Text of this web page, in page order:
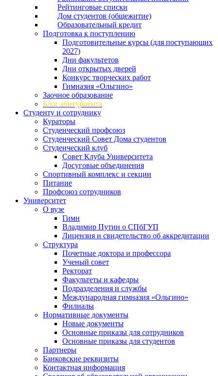
Рейтинговые списки
Дом студентов (общежитие)
Образовательный кредит
Подготовка к поступлению
Подготовительные курсы (для поступающих
2027)
Дни факультетов
Дни открытых дверей
Конкурс творческих работ
Гимназия «Ольгино»
Заочное образование
Блог абитуриента
Студенту и сотруднику
Кураторы
Студенческий профсоюз
Студенческий Совет Дома студентов
Студенческий клуб
Совет Клуба Университета
Досуговые объединения
Спортивный комплекс и секции
Питание
Профсоюз сотрудников
Университет
О вузе
Гимн
Владимир Путин о СПбГУП
Лицензия и свидетельство об аккредитации
Структура
Почетные доктора и профессора
Ученый совет
Ректорат
Факультеты и кафедры
Подразделения и службы
Международная гимназия «Ольгино»
Филиалы
Нормативные документы
Новые документы
Основные приказы для сотрудников
Основные приказы для студентов
Партнеры
Банковские реквизиты
Контактная информация